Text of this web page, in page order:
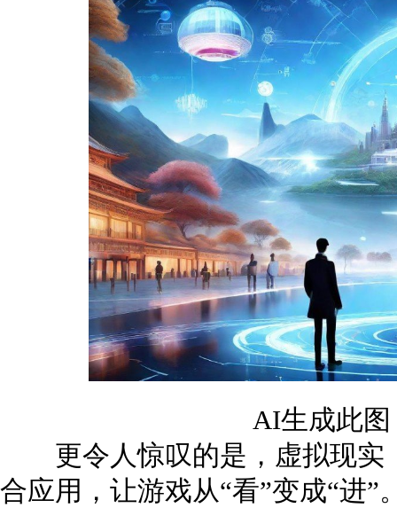
AI生成此
更令人惊叹的是，虚拟现实
合应用，让游戏从“看”变成“进